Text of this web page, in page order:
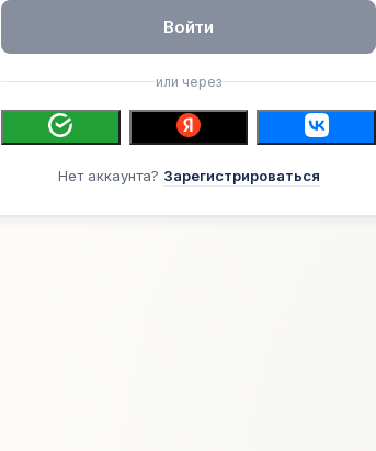
Войти
или через
Нет аккаунта? Зарегистрироваться